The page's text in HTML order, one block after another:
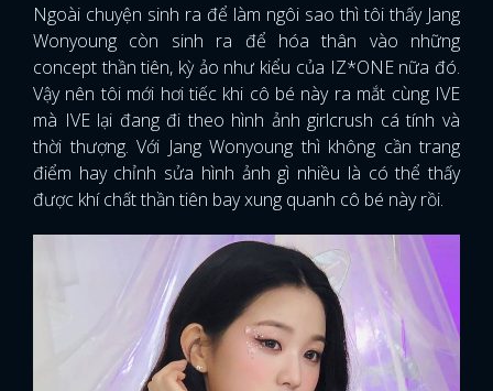
Ngoài chuyện sinh ra để làm ngôi sao thì tôi thấy Jang
Wonyoung còn sinh ra để hóa thân vào những
concept thần tiên, kỳ ảo như kiểu của IZ*ONE nữa đó.
Vậy nên tôi mới hơi tiếc khi cô bé này ra mắt cùng IVE
mà IVE lại đang đi theo hình ảnh girlcrush cá tính và
thời thượng. Với Jang Wonyoung thì không cần trang
điểm hay chỉnh sửa hình ảnh gì nhiều là có thể thấy
được khí chất thần tiên bay xung quanh cô bé này rồi.